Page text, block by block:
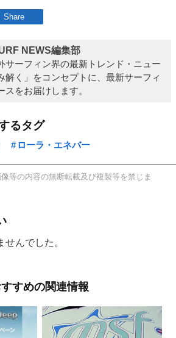
Share
NEWS編集部
サーフィン界の最新トレンド・ニュー
解く」をコンセプトに、最新サーフィ
スをお届けします。
るタグ
ローラ・エネバー
等の内容の無断転載及び複製等を禁じま
んでした。
すめの関連情報